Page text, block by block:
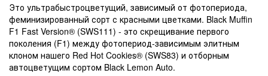
Это ультрабыстроцветущий, зависимый от фотопериода,
феминизированный сорт с красными цветками. Black Muffin
F1 Fast Version® (SWS111) - это скрещивание первого
поколения (F1) между фотопериод-зависимым элитным
клоном нашего Red Hot Cookies® (SWS83) и отборным
автоцветущим сортом Black Lemon Auto.